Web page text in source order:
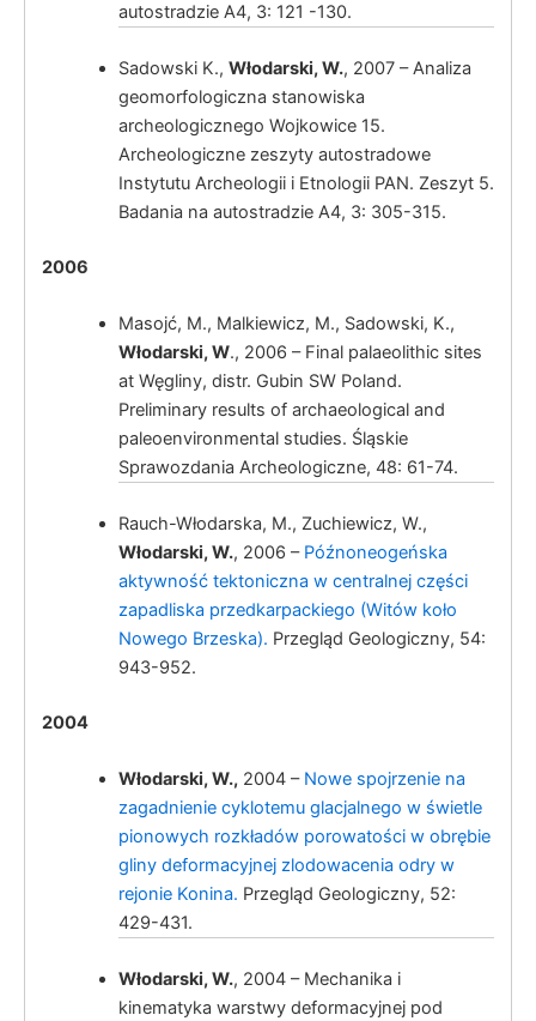
Włodarski, W
autostradzie A4, 3: 121 -130.
Sadowski K., Włodarski, W., 2007 – Analiza
geomorfologiczna stanowiska
archeologicznego Wojkowice 15.
Archeologiczne zeszyty autostradowe
Instytutu Archeologii i Etnologii PAN. Zeszyt 5.
Badania na autostradzie A4, 3: 305-315.
2006
Masojć, M., Malkiewicz, M., Sadowski, K.,
Włodarski, W., 2006 – Final palaeolithic sites
at Węgliny, distr. Gubin SW Poland.
Preliminary results of archaeological and
paleoenvironmental studies. Śląskie
Sprawozdania Archeologiczne, 48: 61-74.
Rauch-Włodarska, M., Zuchiewicz, W.,
Włodarski, W., 2006 –Późnoneogeńska
aktywność tektoniczna w centralnej części
zapadliska przedkarpackiego (Witów koło
Nowego Brzeska). Przegląd Geologiczny, 54:
943-952.
2004
Włodarski, W.,2004 – Nowe spojrzenie na
zagadnienie cyklotemu glacjalnego w świetle
pionowych rozkładów porowatości w obrębie
gliny deformacyjnej zlodowacenia odry w
rejonie Konina. Przegląd Geologiczny, 52:
429-431.
Włodarski, W., 2004 – Mechanika i
kinematyka warstwy deformacyjnej pod